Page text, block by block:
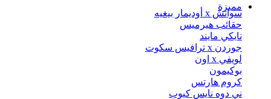
مميزة
سواتش x أوديمار بيغيه
حقائب هيرميس
نايكي مايند
جوردن x ترافيس سكوت
لويفي x اون
بوكيمون
كروم هارتس
ني دوه نايس كيوب